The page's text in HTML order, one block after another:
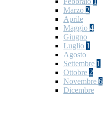
Marzo 2
Aprile
Maggio 4
Giugno
Luglio 1
Agosto
Settembre 1
Ottobre 2
Novembre 6
Dicembre